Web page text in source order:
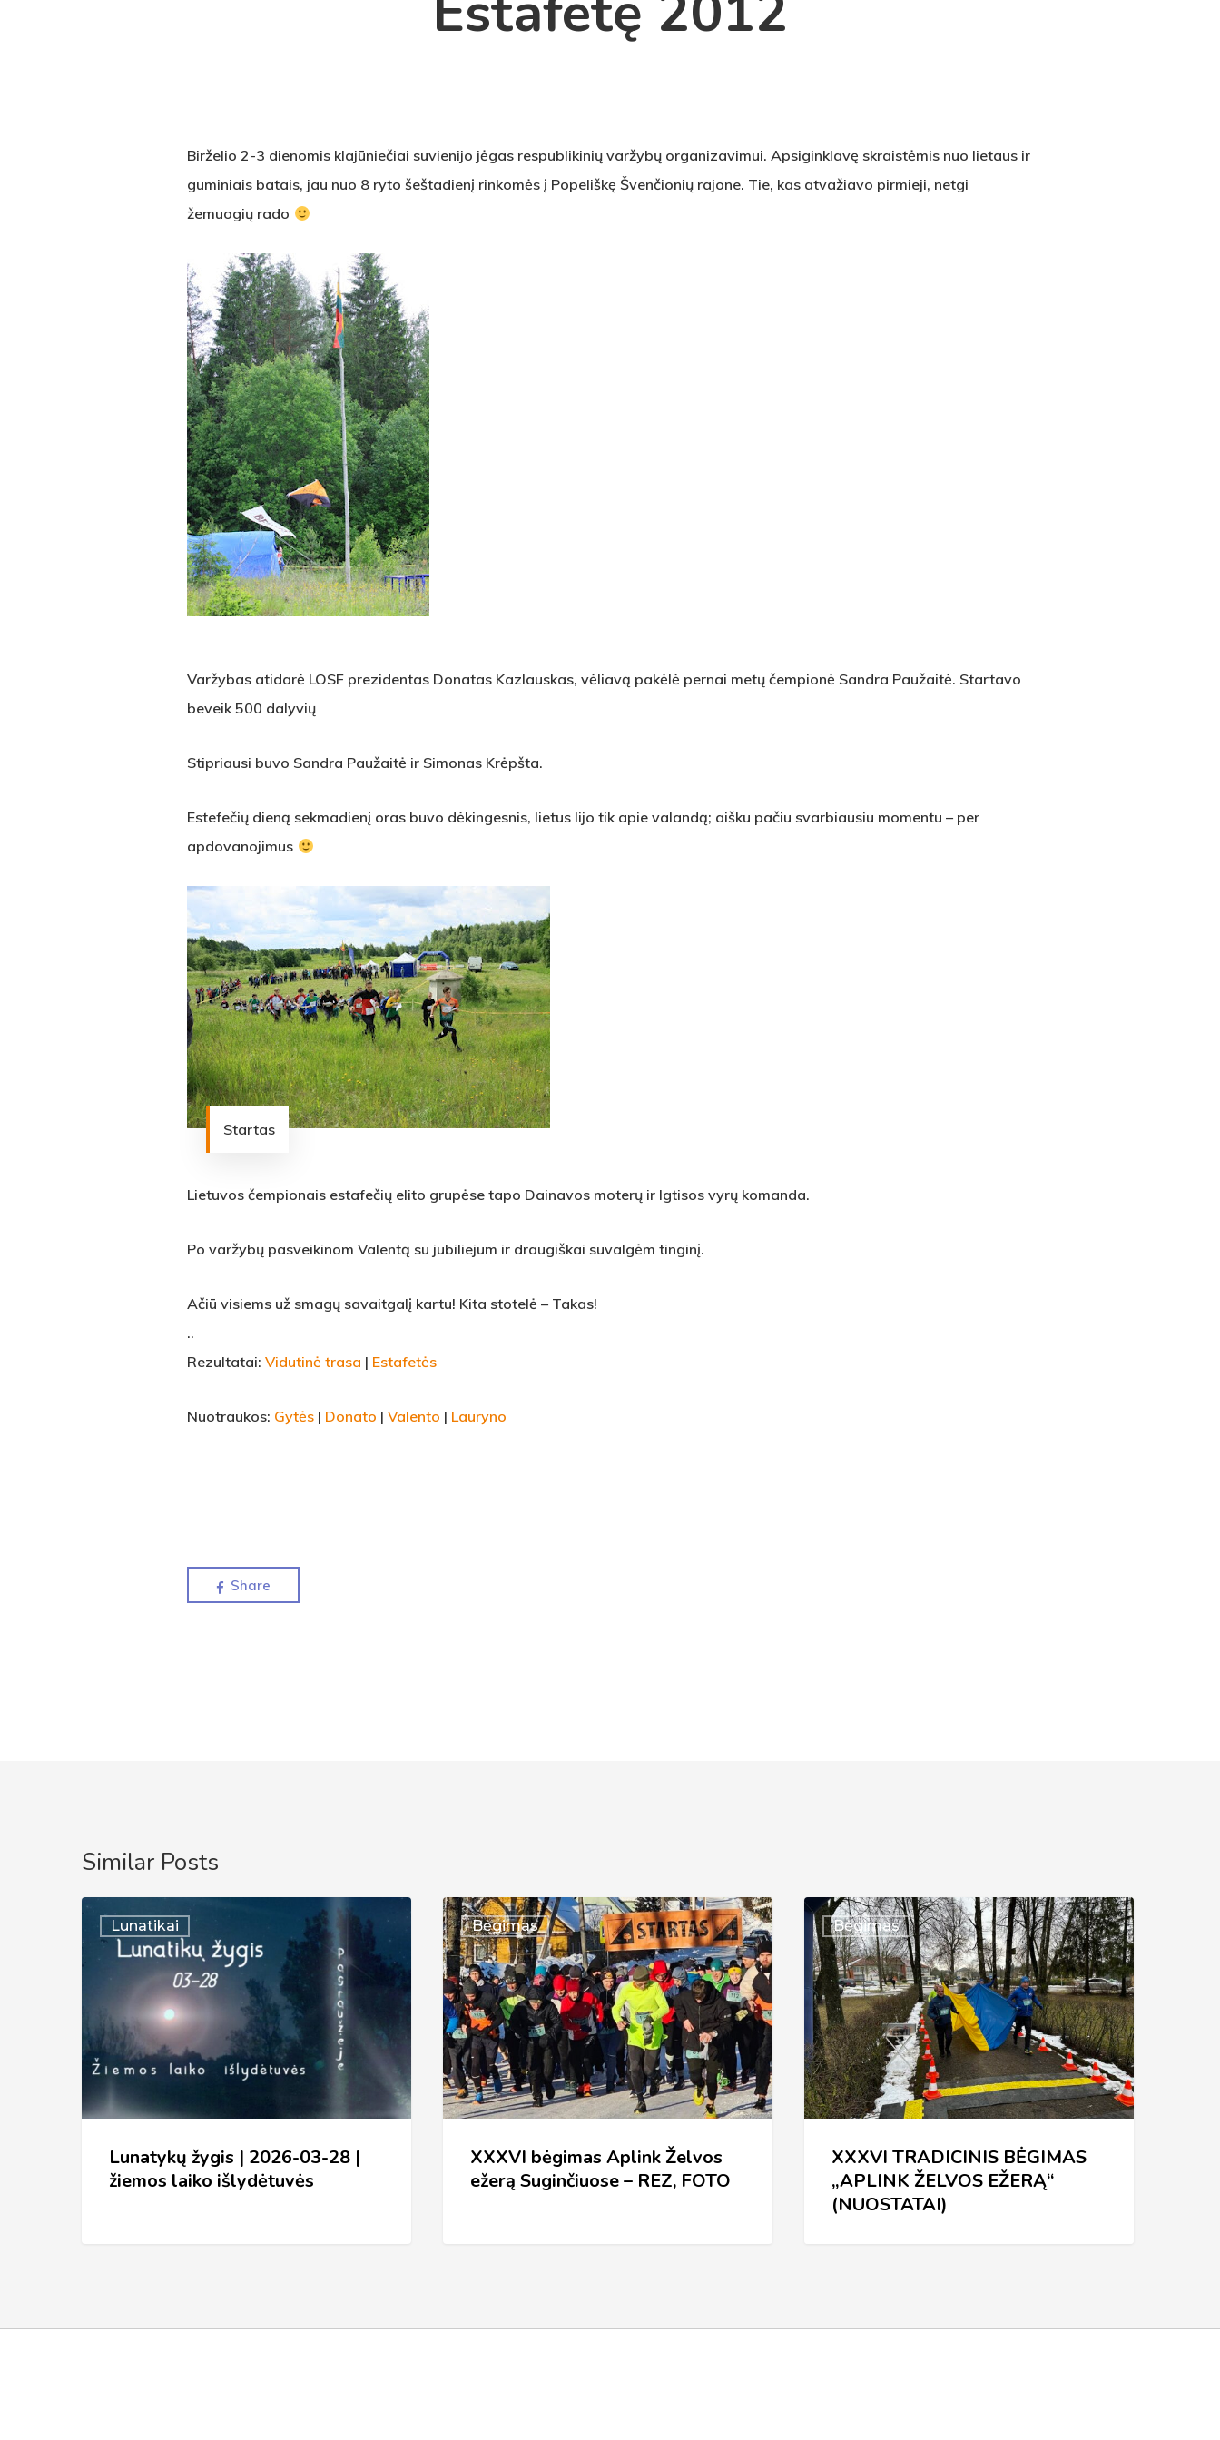
Birželio 2-3 dienomis klajūniečiai suvienijo jėgas respublikinių varžybų organizavimui. Apsiginklavę skraistėmis nuo lietaus ir
guminiais batais, jau nuo 8 ryto šeštadienį rinkomės į Popeliškę Švenčionių rajone. Tie, kas atvažiavo pirmieji, netgi
žemuogių rado
Varžybas atidarė LOSF prezidentas Donatas Kazlauskas, vėliavą pakėlė pernai metų čempionė Sandra Paužaitė. Startavo
beveik 500 dalyvių
Stipriausi buvo Sandra Paužaitė ir Simonas Krėpšta.
Estefečių dieną sekmadienį oras buvo dėkingesnis, lietus lijo tik apie valandą; aišku pačiu svarbiausiu momentu – per
apdovanojimus
Startas
Lietuvos čempionais estafečių elito grupėse tapo Dainavos moterų ir Igtisos vyrų komanda.
Po varžybų pasveikinom Valentą su jubiliejum ir draugiškai suvalgėm tinginį.
Ačiū visiems už smagų savaitgalį kartu! Kita stotelė – Takas!
..
Rezultatai:Vidutinė trasa | Estafetės
Nuotraukos: Gytės | Donato |Valento | Lauryno
Share
Similar Posts
Lunatikai
Lunatykų
žygis
|
03-
28
žiemos
išlydėtuvės
Lunatykų žygis | 2026-03-28 |
žiemos laiko išlydėtuvės
Bėgimas
XXXVI
bėgimas
Aplink
Želvos
ežerą
Suginčiuose
–
REZ,
XXXVI bėgimas Aplink Želvos
ežerą Suginčiuose – REZ, FOTO
Bėgimas
XXXVI
TRADICINIS
BĖGIMAS
„APLINK
ŽELVOS
EŽERĄ“
(NUOSTATAI)
XXXVI TRADICINIS BĖGIMAS
„APLINK ŽELVOS EŽERĄ“
(NUOSTATAI)